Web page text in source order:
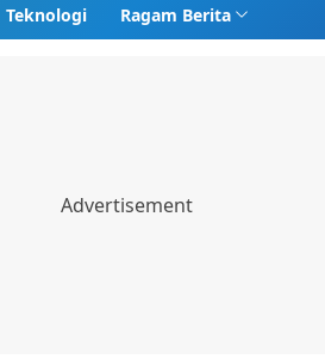
Teknologi Ragam Berita